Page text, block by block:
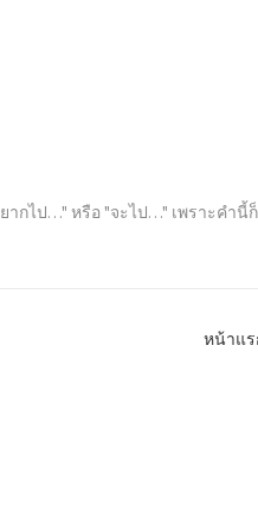
ากไป…" หรือ "จะไป…" เพราะคำ
หน้าแ